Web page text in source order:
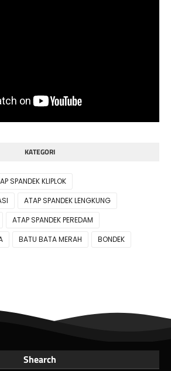
KATEGORI
SPANDEK KLIPLOK
ATAP SPANDEK LENGKUNG
ATAP SPANDEK PEREDAM
BATU BATA MERAH BONDEK
Shearch